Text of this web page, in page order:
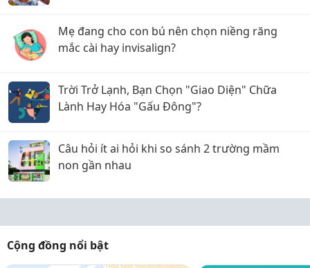
Mẹ đang cho con bú nên chọn niềng răng
mắc cài hay invisalign?
Trời Trở Lạnh, Bạn Chọn "Giao Diện" Chữa
Lành Hay Hóa "Gấu Đông"?
Câu hỏi ít ai hỏi khi so sánh 2 trường mầm
non gần nhau
Cộng đồng nổi bật